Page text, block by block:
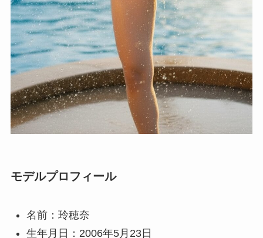
モデルプロフィール
名前：玲穂奈
生年月日：2006年5月23日